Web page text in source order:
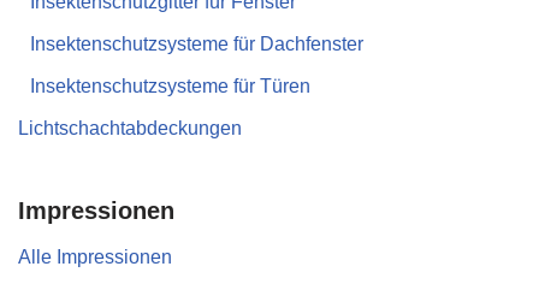
Insektenschutzsysteme für Dachfenster
Insektenschutzsysteme für Türen
Lichtschachtabdeckungen
Impressionen
Alle Impressionen